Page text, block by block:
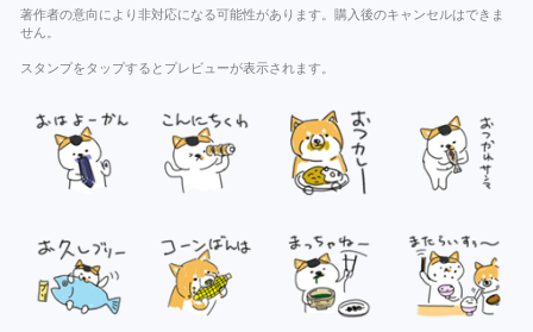
著作者の意向により非対応になる可能性があります。購入後のキャンセルはできま
せん。
スタンプをタップするとプレビューが表示されます。